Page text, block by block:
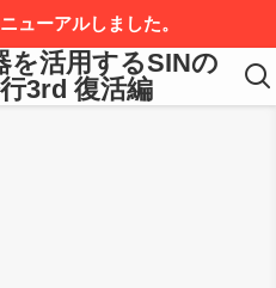
ューアルしました。
を活用するSINの
3rd 復活編